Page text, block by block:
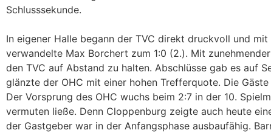
Schlusssekunde.
In eigener Halle begann der TVC direkt druckvoll und
verwandelte Max Borchert zum 1:0 (2.). Mit
den TVC auf Abstand zu halten. Abschlüsse gab es auf
glänzte der OHC mit einer hohen Trefferquote. Die
Der Vorsprung des OHC wuchs beim 2:7 in der 10.
vermuten ließe. Denn Cloppenburg zeigte auch heute
der Gastgeber war in der Anfangsphase ausbaufähig.